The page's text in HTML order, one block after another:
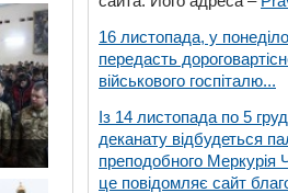
16 листопада, у
передасть
військового госпіталю...
Із 14 листопада по 5
деканату відбудеться
преподобного Меркурія
це повідомляє сайт